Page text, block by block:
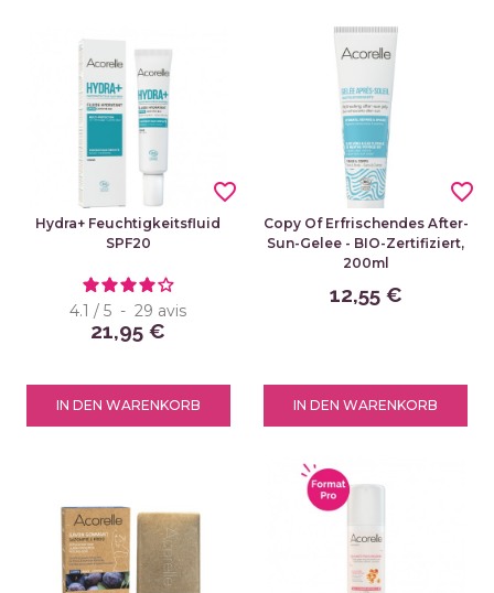
Hydra+ Feuchtigkeitsfluid
SPF20
4.1 / 5 - 29 avis
21,95 €
IN DEN WARENKORB
favorite_border
Copy Of Erfrischendes After-
Sun-Gelee - BIO-Zertifiziert,
200ml
12,55 €
IN DEN WARENKORB
favorite_border